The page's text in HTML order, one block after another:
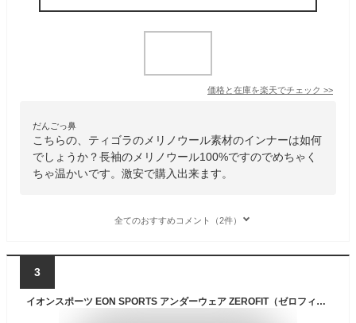
価格と在庫を楽天でチェック >>
だんごっ鼻
こちらの、ティゴラのメリノウール素材のインナーは如何
でしょうか？長袖のメリノウール100%ですのでめちゃく
ちゃ温かいです。激安で購入出来ます。
全てのおすすめコメント（2件）
3
イオンスポーツ EON SPORTS アンダーウェア ZEROFIT（ゼロフィット）HEATRUB Wool Silk ヒートラブ ウールシルク 速暖 モックネック 【メリノウール】【シルク】 長袖アンダーウェア ロングスリーブ